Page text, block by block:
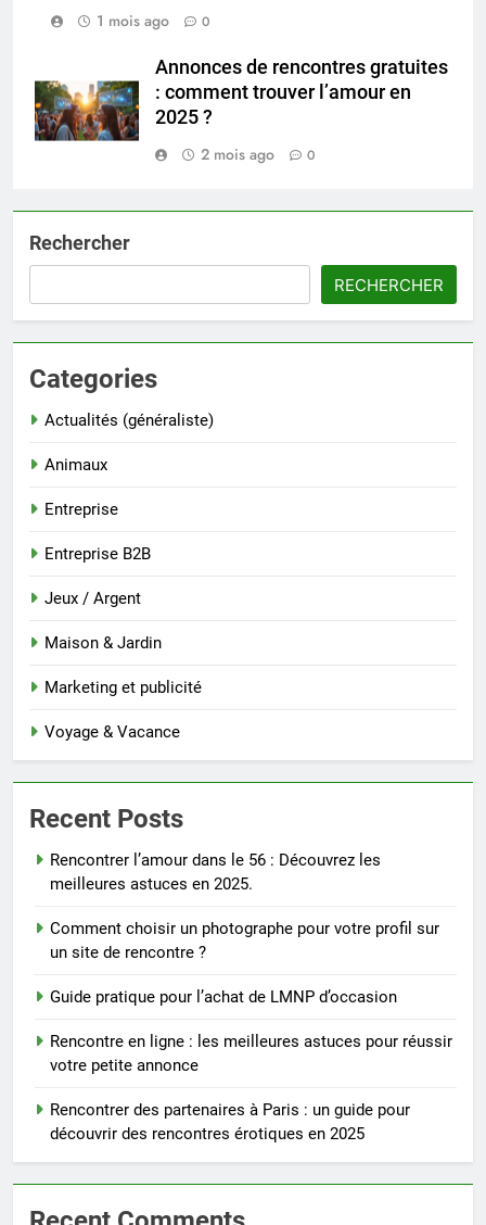
1 mois ago
0
Annonces de rencontres gratuites
: comment trouver l’amour en
2025 ?
2 mois ago
0
Rechercher
RECHERCHER
Categories
Actualités (généraliste)
Animaux
Entreprise
Entreprise B2B
Jeux / Argent
Maison & Jardin
Marketing et publicité
Voyage & Vacance
Recent Posts
Rencontrer l’amour dans le 56 : Découvrez les
meilleures astuces en 2025.
Comment choisir un photographe pour votre profil sur
un site de rencontre ?
Guide pratique pour l’achat de LMNP d’occasion
Rencontre en ligne : les meilleures astuces pour réussir
votre petite annonce
Rencontrer des partenaires à Paris : un guide pour
découvrir des rencontres érotiques en 2025